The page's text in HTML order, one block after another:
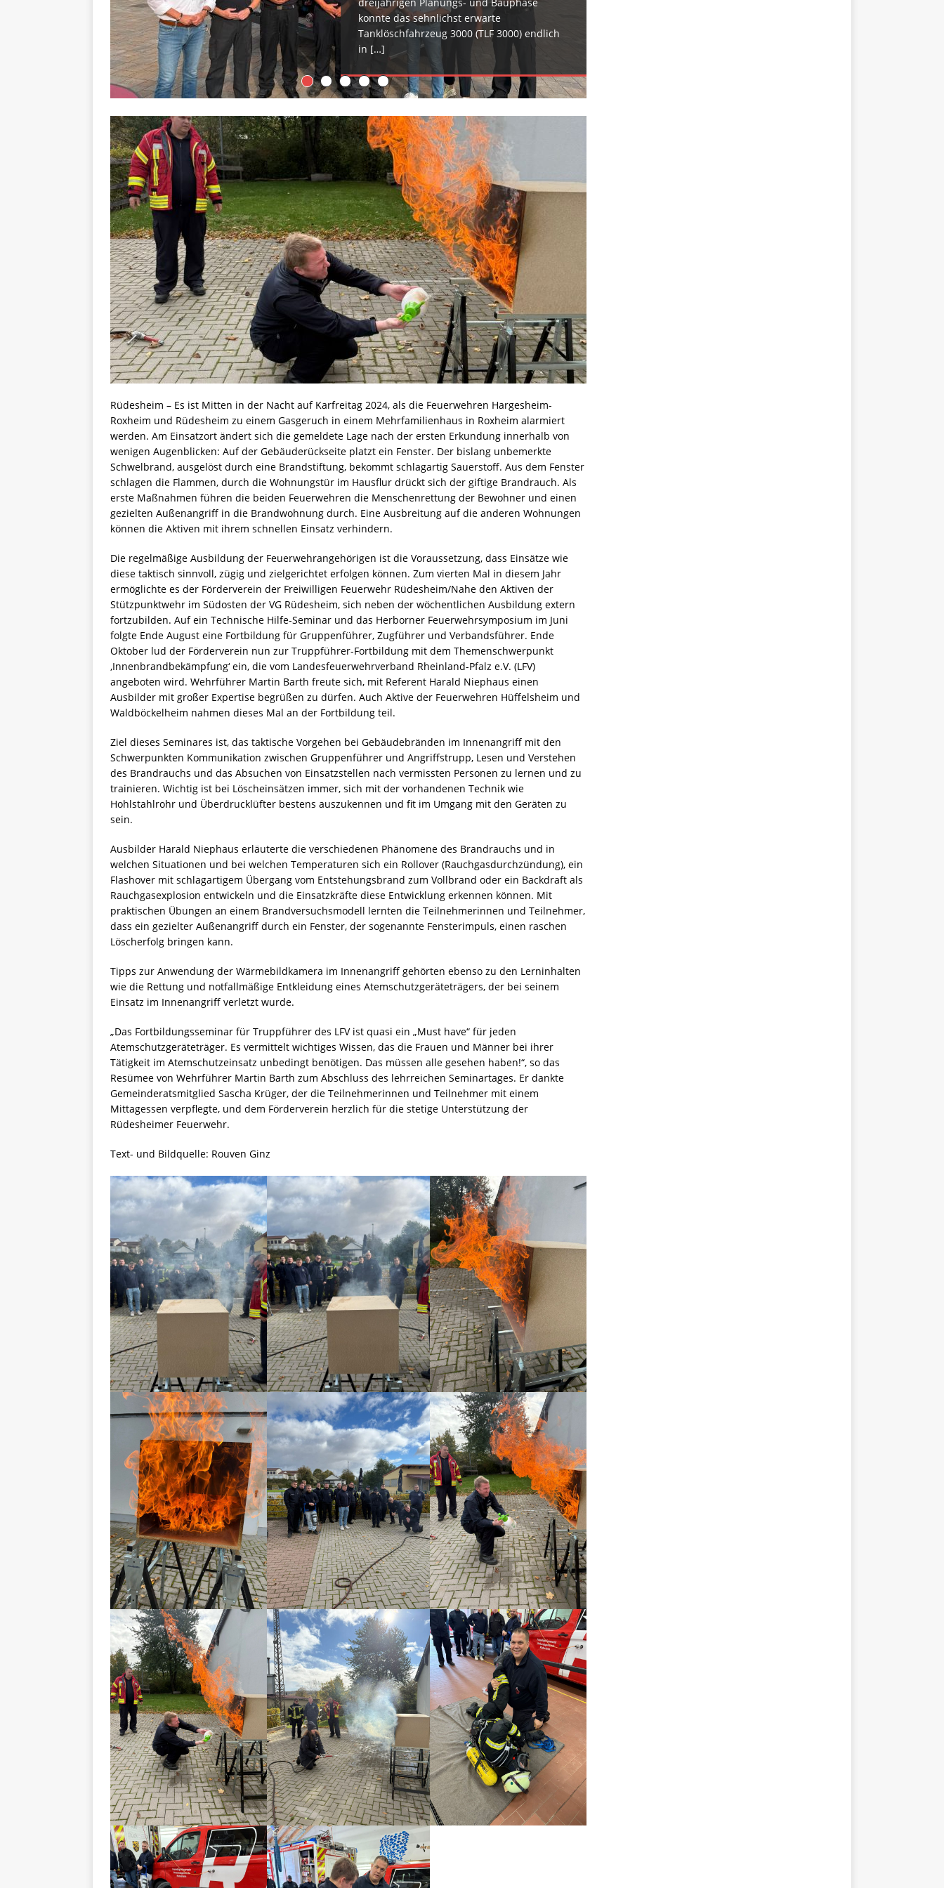
konnte das sehnlichst erwarte
Tanklöschfahrzeug 3000 (TLF 3000) endlich
in […]
Polizei. Gegen 16:30 Uhr erfolgte die
überörtliche Anforderung der […]
Rüdesheim – Es ist Mitten in der Nacht auf Karfreitag 2024, als die Feuerwehren Hargesheim-
Roxheim und Rüdesheim zu einem Gasgeruch in einem Mehrfamilienhaus in Roxheim alarmiert
werden. Am Einsatzort ändert sich die gemeldete Lage nach der ersten Erkundung innerhalb von
wenigen Augenblicken: Auf der Gebäuderückseite platzt ein Fenster. Der bislang unbemerkte
Schwelbrand, ausgelöst durch eine Brandstiftung, bekommt schlagartig Sauerstoff. Aus dem Fenster
schlagen die Flammen, durch die Wohnungstür im Hausflur drückt sich der giftige Brandrauch. Als
erste Maßnahmen führen die beiden Feuerwehren die Menschenrettung der Bewohner und einen
gezielten Außenangriff in die Brandwohnung durch. Eine Ausbreitung auf die anderen Wohnungen
können die Aktiven mit ihrem schnellen Einsatz verhindern.
Die regelmäßige Ausbildung der Feuerwehrangehörigen ist die Voraussetzung, dass Einsätze wie
diese taktisch sinnvoll, zügig und zielgerichtet erfolgen können. Zum vierten Mal in diesem Jahr
ermöglichte es der Förderverein der Freiwilligen Feuerwehr Rüdesheim/Nahe den Aktiven der
Stützpunktwehr im Südosten der VG Rüdesheim, sich neben der wöchentlichen Ausbildung extern
fortzubilden. Auf ein Technische Hilfe-Seminar und das Herborner Feuerwehrsymposium im Juni
folgte Ende August eine Fortbildung für Gruppenführer, Zugführer und Verbandsführer. Ende
Oktober lud der Förderverein nun zur Truppführer-Fortbildung mit dem Themenschwerpunkt
‚Innenbrandbekämpfung‘ ein, die vom Landesfeuerwehrverband Rheinland-Pfalz e.V. (LFV)
angeboten wird. Wehrführer Martin Barth freute sich, mit Referent Harald Niephaus einen
Ausbilder mit großer Expertise begrüßen zu dürfen. Auch Aktive der Feuerwehren Hüffelsheim und
Waldböckelheim nahmen dieses Mal an der Fortbildung teil.
Ziel dieses Seminares ist, das taktische Vorgehen bei Gebäudebränden im Innenangriff mit den
Schwerpunkten Kommunikation zwischen Gruppenführer und Angriffstrupp, Lesen und Verstehen
des Brandrauchs und das Absuchen von Einsatzstellen nach vermissten Personen zu lernen und zu
trainieren. Wichtig ist bei Löscheinsätzen immer, sich mit der vorhandenen Technik wie
Hohlstahlrohr und Überdrucklüfter bestens auszukennen und fit im Umgang mit den Geräten zu
sein.
Ausbilder Harald Niephaus erläuterte die verschiedenen Phänomene des Brandrauchs und in
welchen Situationen und bei welchen Temperaturen sich ein Rollover (Rauchgasdurchzündung), ein
Flashover mit schlagartigem Übergang vom Entstehungsbrand zum Vollbrand oder ein Backdraft als
Rauchgasexplosion entwickeln und die Einsatzkräfte diese Entwicklung erkennen können. Mit
praktischen Übungen an einem Brandversuchsmodell lernten die Teilnehmerinnen und Teilnehmer,
dass ein gezielter Außenangriff durch ein Fenster, der sogenannte Fensterimpuls, einen raschen
Löscherfolg bringen kann.
Tipps zur Anwendung der Wärmebildkamera im Innenangriff gehörten ebenso zu den Lerninhalten
wie die Rettung und notfallmäßige Entkleidung eines Atemschutzgeräteträgers, der bei seinem
Einsatz im Innenangriff verletzt wurde.
„Das Fortbildungsseminar für Truppführer des LFV ist quasi ein „Must have“ für jeden
Atemschutzgeräteträger. Es vermittelt wichtiges Wissen, das die Frauen und Männer bei ihrer
Tätigkeit im Atemschutzeinsatz unbedingt benötigen. Das müssen alle gesehen haben!“, so das
Resümee von Wehrführer Martin Barth zum Abschluss des lehrreichen Seminartages. Er dankte
Gemeinderatsmitglied Sascha Krüger, der die Teilnehmerinnen und Teilnehmer mit einem
Mittagessen verpflegte, und dem Förderverein herzlich für die stetige Unterstützung der
Rüdesheimer Feuerwehr.
Text- und Bildquelle: Rouven Ginz